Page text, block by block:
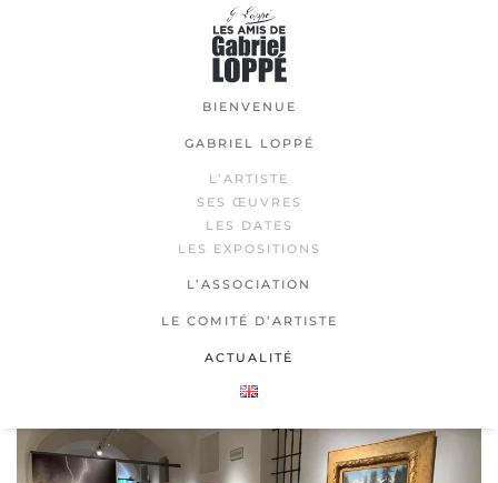
BIENVENUE
GABRIEL LOPPÉ
L’ARTISTE
SES ŒUVRES
LES DATES
LES EXPOSITIONS
L’ASSOCIATION
LE COMITÉ D’ARTISTE
ACTUALITÉ